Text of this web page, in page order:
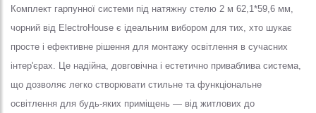
Комплект гарпунної системи під натяжну стелю 2 м 62,1*59,6 мм,
чорний від ElectroHouse є ідеальним вибором для тих, хто шукає
просте і ефективне рішення для монтажу освітлення в сучасних
інтер'єрах. Це надійна, довговічна і естетично приваблива система,
що дозволяє легко створювати стильне та функціональне
освітлення для будь-яких приміщень — від житлових до